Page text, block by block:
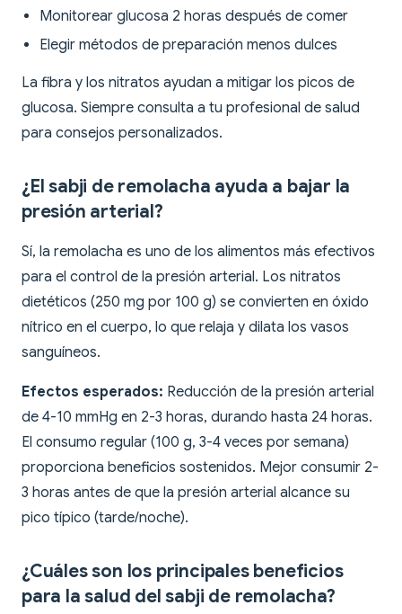
Monitorear glucosa 2 horas después de comer
Elegir métodos de preparación menos dulces
La fibra y los nitratos ayudan a mitigar los picos de
glucosa. Siempre consulta a tu profesional de salud
para consejos personalizados.
¿El sabji de remolacha ayuda a bajar la
presión arterial?
Sí, la remolacha es uno de los alimentos más efectivos
para el control de la presión arterial. Los nitratos
dietéticos (250 mg por 100 g) se convierten en óxido
nítrico en el cuerpo, lo que relaja y dilata los vasos
sanguíneos.
Efectos esperados: Reducción de la presión arterial
de 4-10 mmHg en 2-3 horas, durando hasta 24 horas.
El consumo regular (100 g, 3-4 veces por semana)
proporciona beneficios sostenidos. Mejor consumir 2-
3 horas antes de que la presión arterial alcance su
pico típico (tarde/noche).
¿Cuáles son los principales beneficios
para la salud del sabji de remolacha?